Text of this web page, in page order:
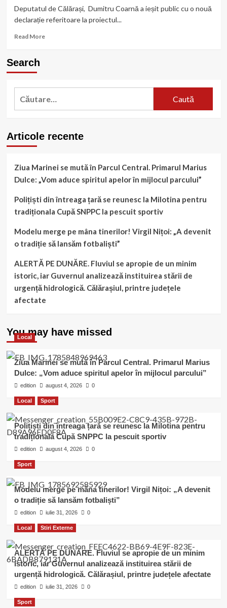
au
candidați
Deputatul de Călărași, Dumitru Coarnă a ieșit public cu o nouă
declarație referitoare la proiectul...
Read MoreRead
avem
șansa
opri
ticăloșit”
Search
Caută
Articole recente
Ziua Marinei se mută în Parcul Central. Primarul Marius
Dulce: „Vom aduce spiritul apelor în mijlocul parcului”
Polițiști din întreaga țară se reunesc la Milotina pentru
tradiționala Cupă SNPPC la pescuit sportiv
Modelu merge pe mâna tinerilor! Virgil Nițoi: „A devenit
o tradiție să lansăm fotbaliști”
ALERTĂ PE DUNĂRE. Fluviul se apropie de un minim
istoric, iar Guvernul analizează instituirea stării de
urgență hidrologică. Călărașiul, printre județele
afectate
You may have missed
Local
Ziua Marinei se mută în Parcul Central. Primarul Marius
Dulce: „Vom aduce spiritul apelor în mijlocul parcului”
edition august 4, 2026 0
Local Sport
Polițiști din întreaga țară se reunesc la Milotina pentru
tradiționala Cupă SNPPC la pescuit sportiv
edition august 4, 2026 0
Sport
Modelu merge pe mâna tinerilor! Virgil Nițoi: „A devenit
o tradiție să lansăm fotbaliști”
edition iulie 31, 2026 0
Local Stiri Externe
ALERTĂ PE DUNĂRE. Fluviul se apropie de un minim
istoric, iar Guvernul analizează instituirea stării de
urgență hidrologică. Călărașiul, printre județele afectate
edition iulie 31, 2026 0
Sport